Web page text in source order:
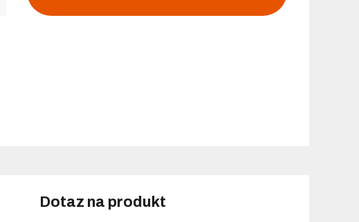
Dotaz na produkt